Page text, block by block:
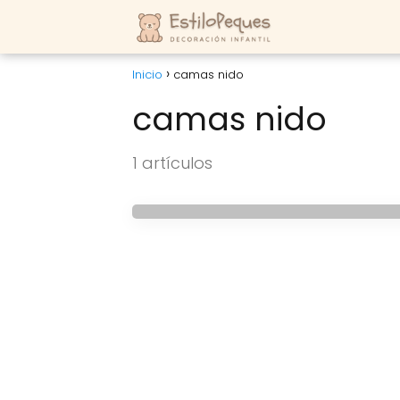
Inicio camas nido
camas nido
1 artículos
HABITACIONES INFANTILES
Tres ideas para